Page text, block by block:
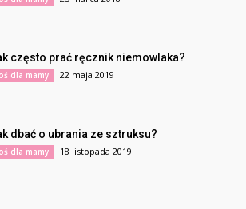
często prać ręcznik niemowlaka?
dla mamy 22 maja 2019
dbać o ubrania ze sztruksu?
dla mamy 18 listopada 2019